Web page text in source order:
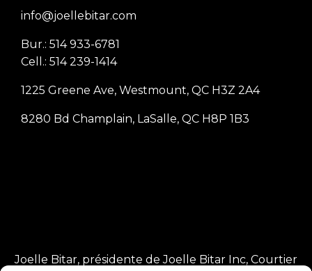
info@joellebitar.com
Bur.: 514 933-6781
Cell.: 514 239-1414
1225 Greene Ave, Westmount, QC H3Z 2A4
8280 Bd Champlain, LaSalle, QC H8P 1B3
Joelle Bitar, présidente de Joelle Bitar Inc, Courtier